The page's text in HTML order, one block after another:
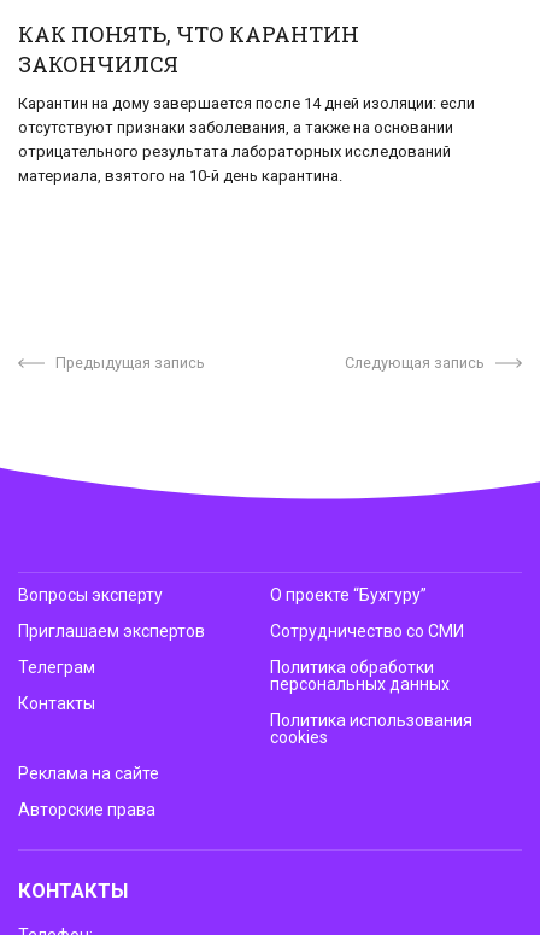
КАК ПОНЯТЬ, ЧТО КАРАНТИН
ЗАКОНЧИЛСЯ
Карантин на дому завершается после 14 дней изоляции: если
отсутствуют признаки заболевания, а также на основании
отрицательного результата лабораторных исследований
материала, взятого на 10-й день карантина.
Предыдущая запись Следующая запись
Вопросы эксперту
Приглашаем экспертов
Телеграм
Контакты
О проекте “Бухгуру”
Сотрудничество со СМИ
Политика обработки
персональных данных
Политика использования
cookies
Реклама на сайте
Авторские права
КОНТАКТЫ